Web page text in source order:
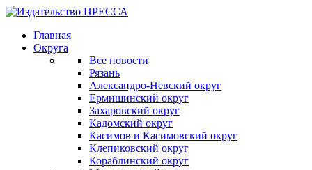
Главная
Округа
Все новости
Рязань
Александро-Невский округ
Ермишинский округ
Захаровский округ
Кадомский округ
Касимов и Касимовский округ
Клепиковский округ
Кораблинский округ